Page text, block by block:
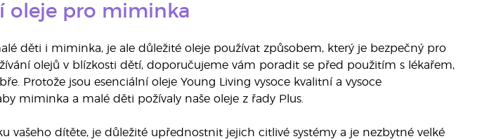
oleje pro miminka
děti i miminka, je ale důležité oleje používat způsobem, který je bezpečný pro
olejů v blízkosti dětí, doporučujeme vám poradit se před použitím s lékařem,
Protože jsou esenciální oleje Young Living vysoce kvalitní a vysoce
miminka a malé děti požívaly naše oleje z řady Plus.
vašeho dítěte, je důležité upřednostnit jejich citlivé systémy a je nezbytné velké